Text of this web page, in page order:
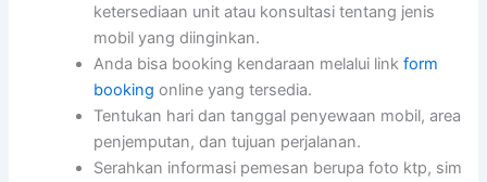
ketersediaan unit atau konsultasi tentang jenis
mobil yang diinginkan.
Anda bisa booking kendaraan melalui linkform
booking online yang tersedia.
Tentukan hari dan tanggal penyewaan mobil, area
penjemputan, dan tujuan perjalanan.
Serahkan informasi pemesan berupa foto ktp, sim